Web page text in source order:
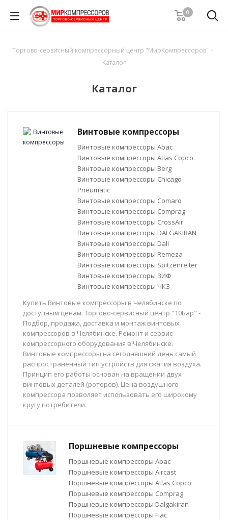
0
Торгово-сервисный компрессорный центр "МирКомпрессоров" -
Каталог
Каталог
Винтовые компрессоры
Винтовые компрессоры Abac
Винтовые компрессоры Atlas Copco
Винтовые компрессоры Berg
Винтовые компрессоры Chicago
Pneumatic
Винтовые компрессоры Comaro
Винтовые компрессоры Comprag
Винтовые компрессоры CrossAir
Винтовые компрессоры DALGAKIRAN
Винтовые компрессоры Dali
Винтовые компрессоры Remeza
Винтовые компрессоры Spitzenreiter
Винтовые компрессоры ЗИФ
Винтовые компрессоры ЧКЗ
Купить Винтовые компрессоры в Челябинске по
доступным ценам. Торгово-сервисный центр "10Бар" -
Подбор, продажа, доставка и монтаж винтовых
компрессоров в Челябинске. Ремонт и сервис
компрессорного оборудования в Челябинске.
Винтовые компрессоры на сегодняшний день самый
распространённый тип устройств для сжатия воздуха.
Принцип его работы основан на вращении двух
винтовых деталей (роторов). Цена воздушного
компрессора позволяет использовать его широкому
кругу потребители.
Поршневые компрессоры
Поршневые компрессоры Abac
Поршневые компрессоры Aircast
Поршневые компрессоры Atlas Copco
Поршневые компрессоры Comprag
Поршневые компрессоры Dalgakiran
Поршневые компрессоры Fiac